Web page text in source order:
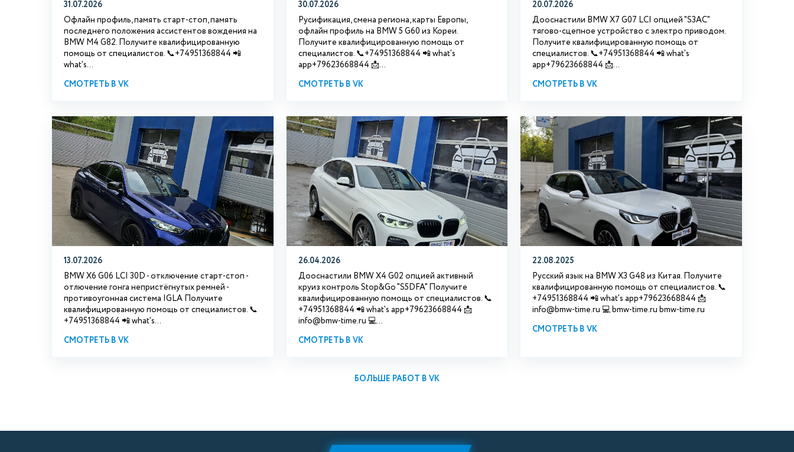
31.07.2026
Офлайн профиль, память старт-стоп, память
последнего положения ассистентов вождения на
BMW М4 G82. Получите квалифицированную
помощь от специалистов. 📞+74951368844 📲
what's...
СМОТРЕТЬ В VK
30.07.2026
Русификация, смена региона, карты Европы,
офлайн профиль на BMW 5 G60 из Кореи.
Получите квалифицированную помощь от
специалистов. 📞+74951368844 📲 what's
app+79623668844 📩...
СМОТРЕТЬ В VK
20.07.2026
Дооснастили BMW Х7 G07 LCI опцией "S3АС"
тягово-сцепное устройство с электро приводом.
Получите квалифицированную помощь от
специалистов. 📞+74951368844 📲 what's
app+79623668844 📩...
СМОТРЕТЬ В VK
13.07.2026
BMW X6 G06 LCI 30D - отключение старт-стоп -
отлючение гонга непристёгнутых ремней -
противоугонная система IGLA Получите
квалифицированную помощь от специалистов. 📞
+74951368844 📲 what's...
СМОТРЕТЬ В VK
26.04.2026
Дооснастили BMW X4 G02 опцией активный
круиз контроль Stop&Go "S5DFA" Получите
квалифицированную помощь от специалистов. 📞
+74951368844 📲 what's app+79623668844 📩
info@bmw-time.ru 💻...
СМОТРЕТЬ В VK
22.08.2025
Русский язык на BMW X3 G48 из Китая. Получите
квалифицированную помощь от специалистов. 📞
+74951368844 📲 what's app+79623668844 📩
info@bmw-time.ru 💻 bmw-time.ru bmw-time.ru
СМОТРЕТЬ В VK
БОЛЬШЕ РАБОТ В VK